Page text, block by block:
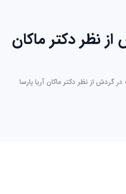
نظر دکتر ماکان
در گردش از نظر دکتر ماکان آریا پارسا